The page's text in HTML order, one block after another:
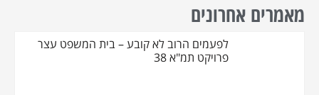
מאמרים אחרונים
לפעמים הרוב לא קובע – בית המשפט עצר
פרויקט תמ"א 38